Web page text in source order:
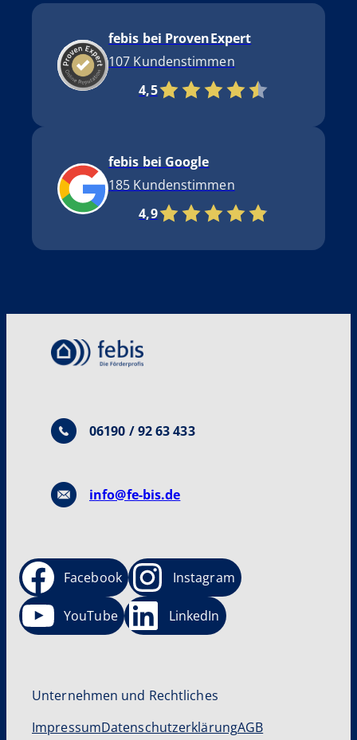
febis bei ProvenExpert
107 Kundenstimmen
4,5
febis bei Google
185 Kundenstimmen
4,9
06190 / 92 63 433
info@fe-bis.de
Facebook Instagram
YouTube LinkedIn
Unternehmen und Rechtliches
ImpressumDatenschutzerklärungAGB